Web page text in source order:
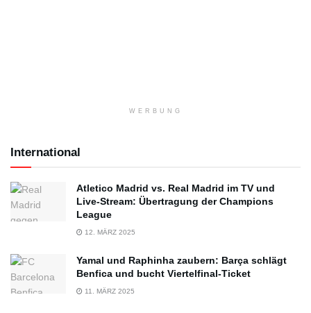
WERBUNG
International
Atletico Madrid vs. Real Madrid im TV und
Live-Stream: Übertragung der Champions
League
12. MÄRZ 2025
Yamal und Raphinha zaubern: Barça schlägt
Benfica und bucht Viertelfinal-Ticket
11. MÄRZ 2025